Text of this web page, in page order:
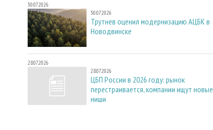
30.07.2026
30.07.2026
Трутнев оценил модернизацию АЦБК в
Новодвинске
28.07.2026
28.07.2026
ЦБП России в 2026 году: рынок
перестраивается, компании ищут новые
ниши